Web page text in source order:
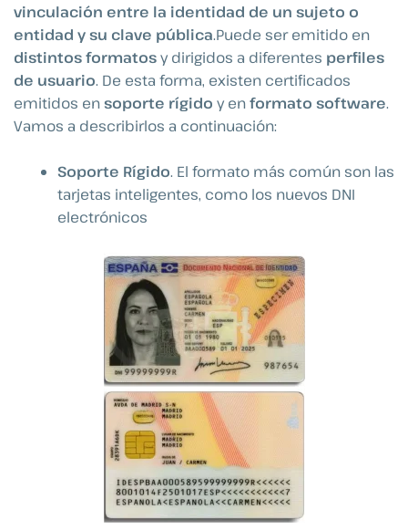
vinculación entre la identidad de un sujeto o
entidad y su clave pública.Puede ser emitido en
distintos formatosy dirigidos a diferentes perfiles
de usuario. De esta forma, existen certificados
emitidos ensoporte rígido y enformato software.
Vamos a describirlos a continuación:
Soporte Rígido. El formato más común son las
tarjetas inteligentes, como los nuevos DNI
electrónicos